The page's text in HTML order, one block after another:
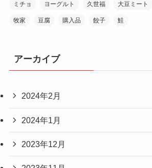
ミチョ ヨーグルト 久世福 大豆ミート
牧家 豆腐 購入品 餃子 鮭
アーカイブ
2024年2月
2024年1月
2023年12月